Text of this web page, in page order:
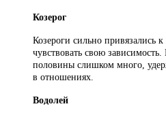
Козерог
Козероги сильно привязались
чувствовать свою зависимость.
половины слишком много,
в отношениях.
Водолей